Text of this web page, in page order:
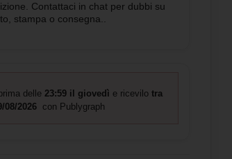
Contattaci in chat per dubbi su
stampa o consegna..
delle 23:59 il giovedì e ricevilo tra
08/2026 con Publygraph